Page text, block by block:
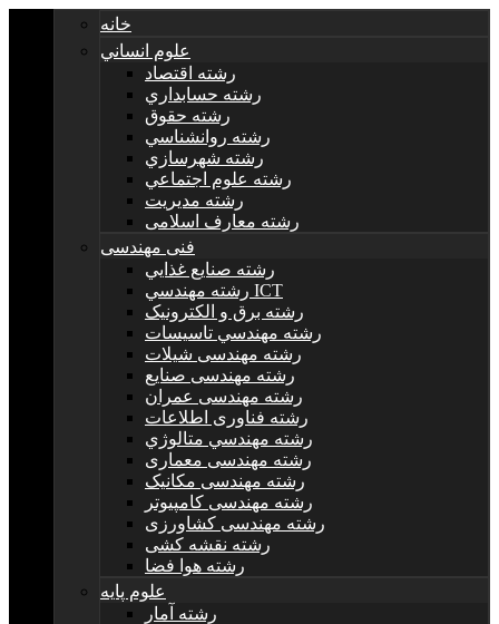
خانه
علوم انساني
رشته اقتصاد
رشته حسابداري
رشته حقوق
رشته روانشناسي
رشته شهرسازي
رشته علوم اجتماعي
رشته مديريت
رشته معارف اسلامی
فنی مهندسی
رشته صنايع غذايي
رشته مهندسي ICT
رشته برق و الکترونيک
رشته مهندسي تاسيسات
رشته مهندسی شیلات
رشته مهندسی صنایع
رشته مهندسی عمران
رشته فناوری اطلاعات
رشته مهندسي متالوژي
رشته مهندسی معماری
رشته مهندسی مکانیک
رشته مهندسی کامپیوتر
رشته مهندسی کشاورزی
رشته نقشه کشی
رشته هوا فضا
علوم پایه
رشته آمار